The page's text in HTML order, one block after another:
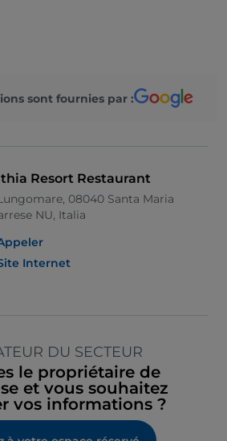
sont fournies par :
Resort Restaurant
08040 Santa Maria
NU, Italia
Internet
DU SECTEUR
le propriétaire de
et vous souhaitez
vos informations ?